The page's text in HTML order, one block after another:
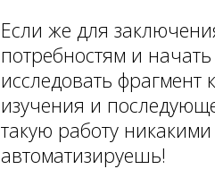
Если же для
потребностям и
исследовать
изучения и
такую работу
автоматизируешь!